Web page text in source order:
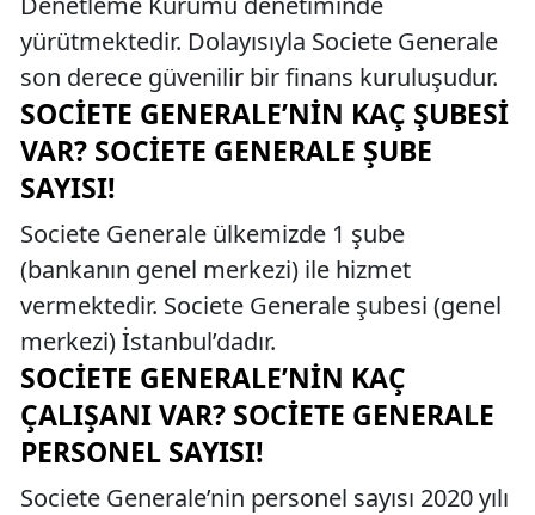
yürütmektedir. Dolayısıyla Societe Generale
son derece güvenilir bir finans kuruluşudur.
SOCIETE GENERALE’NIN KAÇ ŞUBESI
VAR? SOCIETE GENERALE ŞUBE
SAYISI!
Societe Generale ülkemizde 1 şube
(bankanın genel merkezi) ile hizmet
vermektedir. Societe Generale şubesi (genel
merkezi) İstanbul’dadır.
SOCIETE GENERALE’NIN KAÇ
ÇALIŞANI VAR? SOCIETE GENERALE
PERSONEL SAYISI!
Societe Generale’nin personel sayısı 2020 yılı